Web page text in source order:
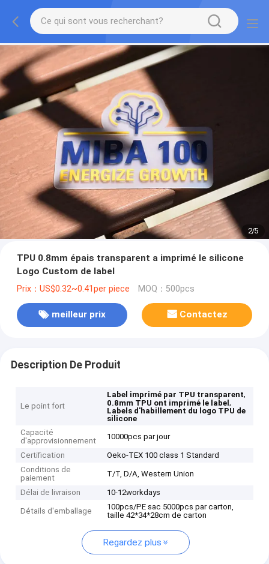
2/5
TPU 0.8mm épais transparent a imprimé le silicone
Logo Custom de label
Prix：US$0.32~0.41per piece MOQ：500pcs
meilleur prix Contactez
Description De Produit
Le point fort
Label imprimé par TPU transparent,
0.8mm TPU ont imprimé le label,
Labels d'habillement du logo TPU de
silicone
Capacité
d'approvisionnement
10000pcs par jour
Certification
Oeko-TEX 100 class 1 Standard
Conditions de
paiement
T/T, D/A, Western Union
Délai de livraison 10-12workdays
Détails d'emballage
100pcs/PE sac 5000pcs par carton,
taille 42*34*28cm de carton
Regardez plus